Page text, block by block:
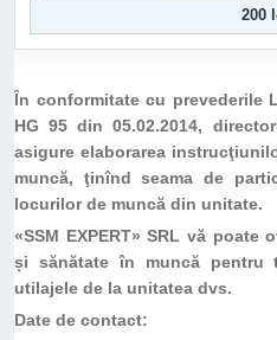
200
În conformitate cu prevederile
HG 95 din 05.02.2014,
asigure elaborarea
muncă, ţinînd seama de
locurilor de muncă din unitate.
«SSM EXPERT» SRL vă
și sănătate în muncă pentru
utilajele de la unitatea dvs.
Date de contact: